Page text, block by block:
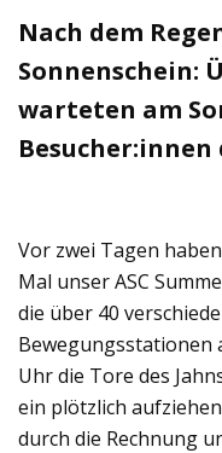
Nach dem
Sonnenschein:
warteten am
Besucher:innen
Vor zwei Tagen
Mal unser ASC
die über 40
Bewegungsstationen
Uhr die Tore des
ein plötzlich
durch die Rechnung